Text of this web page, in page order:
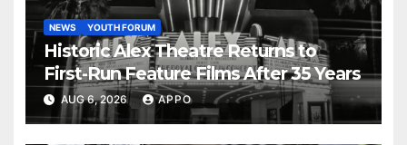
NEWS YOUTH FORUM
Historic Alex Theatre Returns to
First-Run Feature Films After 35 Years
AUG 6, 2026 APPO